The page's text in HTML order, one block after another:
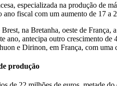
especializada na produção de
ano fiscal com um aumento de 17
na Bretanha, oeste de
ano, antecipa outro crescimento
e Dirinon, em França, com uma
produção